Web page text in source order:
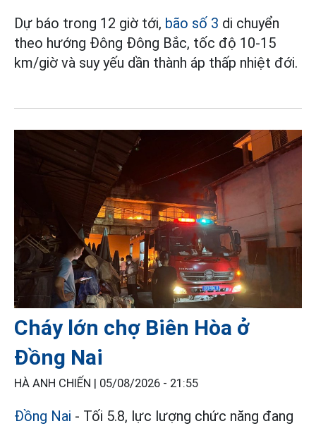
Dự báo trong 12 giờ tới, bão số 3 di chuyển
theo hướng Đông Đông Bắc, tốc độ 10-15
km/giờ và suy yếu dần thành áp thấp nhiệt đới.
Cháy lớn chợ Biên Hòa ở
Đồng Nai
HÀ ANH CHIẾN | 05/08/2026 - 21:55
Đồng Nai - Tối 5.8, lực lượng chức năng đang